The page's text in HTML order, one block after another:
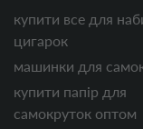
купити все для
цигарок
машинки для
купити папір для
самокруток оптом